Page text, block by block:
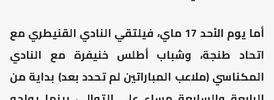
أما يوم الأحد 17 ماي، فيلتقي النادي القنيطري مع
اتحاد طنجة، وشباب أطلس خنيفرة مع النادي
المكناسي (ملاعب المباراتين لم تحدد بعد) بداية من